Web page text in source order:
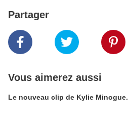
Partager
Vous aimerez aussi
Le nouveau clip de Kylie Minogue.